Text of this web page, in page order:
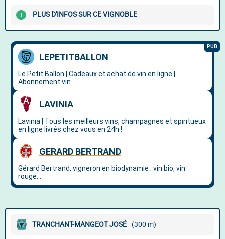
PLUS D'INFOS SUR CE VIGNOBLE
TRANCHANT-MANGEOT JOSÉ (300 m)